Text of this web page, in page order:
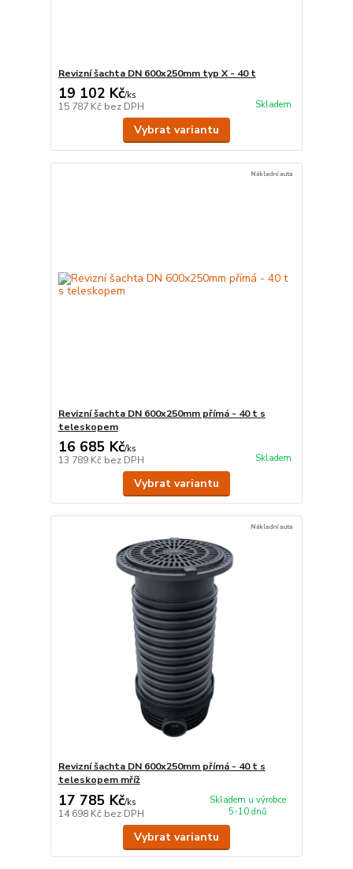
Revizní šachta DN 600x250mm typ X - 40 t
19 102 Kč/ks
15 787 Kč bez DPH Skladem
Vybrat variantu
Nákladní auta
Revizní šachta DN 600x250mm přímá - 40 t s
teleskopem
16 685 Kč/ks
13 789 Kč bez DPH Skladem
Vybrat variantu
Nákladní auta
Revizní šachta DN 600x250mm přímá - 40 t s
teleskopem mříž
17 785 Kč/ks
14 698 Kč bez DPH
Skladem u výrobce
5-10 dnů
Vybrat variantu